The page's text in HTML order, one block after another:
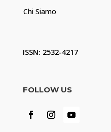
Chi Siamo
ISSN: 2532-4217
FOLLOW US